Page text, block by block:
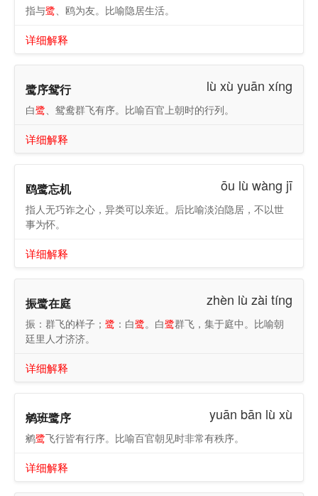
指与鹭、鸥为友。比喻隐居生活。
详细解释
鹭序鸳行 lù xù yuān xíng
白鹭、鸳鸯群飞有序。比喻百官上朝时的行列。
详细解释
鸥鹭忘机 ōu lù wàng jī
指人无巧诈之心，异类可以亲近。后比喻淡泊隐居，不以世
事为怀。
详细解释
振鹭在庭 zhèn lù zài tíng
振：群飞的样子； 鹭 ：白鹭。白鹭群飞，集于庭中。比喻朝
廷里人才济济。
详细解释
鹓班鹭序 yuān bān lù xù
鹓鹭飞行皆有行序。比喻百官朝见时非常有秩序。
详细解释